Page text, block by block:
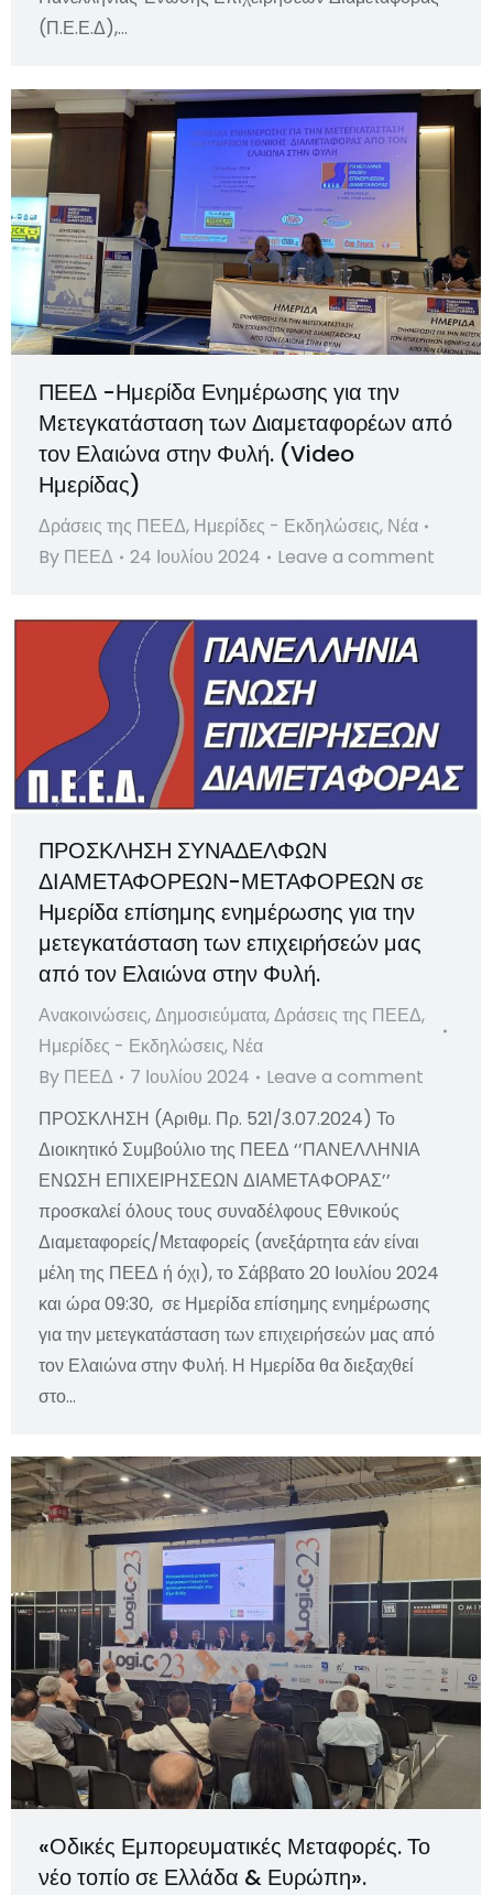
(Π.Ε.Ε.Δ),…
ΠΕΕΔ -Ημερίδα Ενημέρωσης για την
Μετεγκατάσταση των Διαμεταφορέων από
τον Ελαιώνα στην Φυλή. (Video
Ημερίδας)
Δράσεις της ΠΕΕΔ, Ημερίδες - Εκδηλώσεις, Νέα
By ΠΕΕΔ 24 Ιουλίου 2024 Leave a comment
ΠΡΟΣΚΛΗΣΗ ΣΥΝΑΔΕΛΦΩΝ
ΔΙΑΜΕΤΑΦΟΡΕΩΝ-ΜΕΤΑΦΟΡΕΩΝ σε
Ημερίδα επίσημης ενημέρωσης για την
μετεγκατάσταση των επιχειρήσεών μας
από τον Ελαιώνα στην Φυλή.
Ανακοινώσεις,Δημοσιεύματα,Δράσεις της ΠΕΕΔ,
Ημερίδες - Εκδηλώσεις, Νέα
By ΠΕΕΔ 7 Ιουλίου 2024
Leave a comment
ΠΡΟΣΚΛΗΣΗ (Αριθμ. Πρ. 521/3.07.2024) Το
Διοικητικό Συμβούλιο της ΠΕΕΔ ‘’ΠΑΝΕΛΛΗΝΙΑ
ΕΝΩΣΗ ΕΠΙΧΕΙΡΗΣΕΩΝ ΔΙΑΜΕΤΑΦΟΡΑΣ’’
προσκαλεί όλους τους συναδέλφους Εθνικούς
Διαμεταφορείς/Μεταφορείς (ανεξάρτητα εάν είναι
μέλη της ΠΕΕΔ ή όχι), το Σάββατο 20 Ιουλίου 2024
και ώρα 09:30, σε Ημερίδα επίσημης ενημέρωσης
για την μετεγκατάσταση των επιχειρήσεών μας από
τον Ελαιώνα στην Φυλή. Η Ημερίδα θα διεξαχθεί
στο…
«Οδικές Εμπορευματικές Μεταφορές. Το
νέο τοπίο σε Ελλάδα & Ευρώπη».